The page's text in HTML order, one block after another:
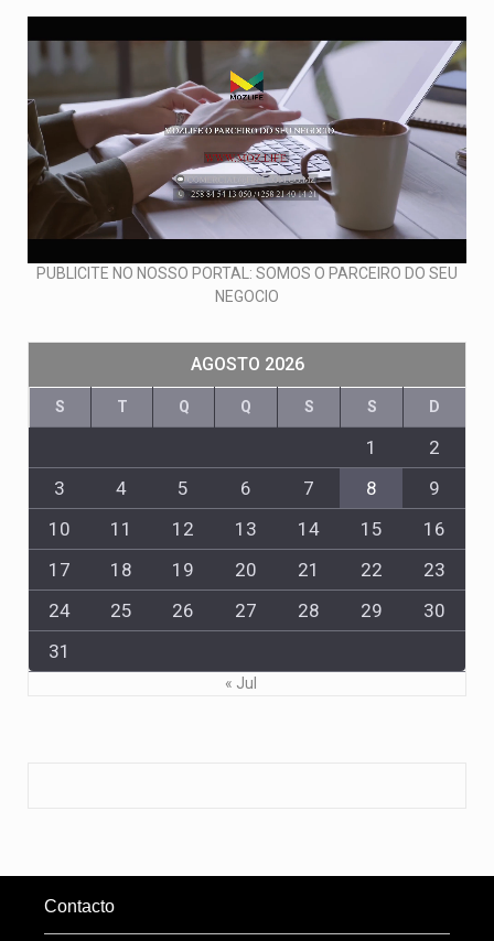
PUBLICITE NO NOSSO PORTAL: SOMOS O PARCEIRO DO SEU
NEGOCIO
AGOSTO 2026
S T Q Q S S D
1
2
3
4 5 6 7 8
9
10
11 12 13 14 15
16
17
18 19 20 21 22
23
24
25 26 27 28 29
30
31
« Jul
Contacto